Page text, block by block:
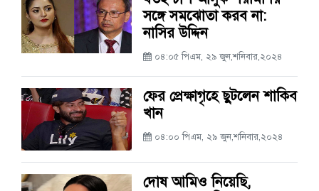
সঙ্গে সমঝোতা করব না:
নাসির উদ্দিন
০৪:০৫ পিএম, ২৯ জুন,শনিবার,২০২৪
ফের প্রেক্ষাগৃহে ছুটলেন শাকিব
খান
০৪:০০ পিএম, ২৯ জুন,শনিবার,২০২৪
দোষ আমিও নিয়েছি,